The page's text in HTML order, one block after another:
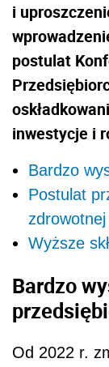
i
postulat
inwestycje i
Bardzo
Postulat
zdrowotnej
Wyższe
Bardzo
Od 2022 r.